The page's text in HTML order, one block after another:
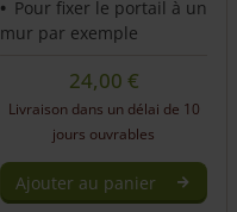
Pour fixer le portail à un
mur par exemple
24,00 €
Livraison dans un délai de 10
jours ouvrables
Ajouter au panier